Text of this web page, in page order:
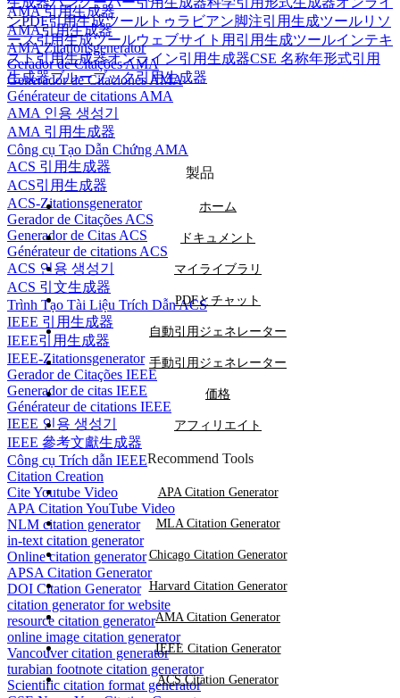
AMA 引用生成器
AMA引用生成器
AMA Zitationsgenerator
Gerador de Citações AMA
Generador de Citaciones AMA
Générateur de citations AMA
AMA 인용 생성기
AMA 引用生成器
Công cụ Tạo Dẫn Chứng AMA
ACS 引用生成器
ACS引用生成器
ACS-Zitationsgenerator
Gerador de Citações ACS
Generador de Citas ACS
Générateur de citations ACS
ACS 인용 생성기
ACS 引文生成器
Trình Tạo Tài Liệu Trích Dẫn ACS
IEEE 引用生成器
IEEE引用生成器
IEEE-Zitationsgenerator
Gerador de Citações IEEE
Generador de citas IEEE
Générateur de citations IEEE
IEEE 인용 생성기
IEEE 參考文獻生成器
Công cụ Trích dẫn IEEE
Citation Creation
Cite Youtube Video
APA Citation YouTube Video
NLM citation generator
in-text citation generator
Online citation generator
APSA Citation Generator
DOI Citation Generator
citation generator for website
resource citation generator
online image citation generator
Vancouver citation generator
turabian footnote citation generator
Scientific citation format generator
ンPDF引用生成ツール トゥラビアン脚注引用生成ツールリソ
ース引用生成ツールウェブサイト用引用生成ツールインテキ
スト引用生成器オンライン引用生成器CSE 名称年形式引用
生成器ブルーブック引用生成器
製品
ホーム
ドキュメント
マイライブラリ
PDFとチャット
自動引用ジェネレーター
手動引用ジェネレーター
価格
アフィリエイト
Recommend Tools
APA Citation Generator
MLA Citation Generator
Chicago Citation Generator
Harvard Citation Generator
AMA Citation Generator
IEEE Citation Generator
ACS Citation Generator